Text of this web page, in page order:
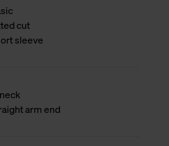
cut
sleeve
arm end